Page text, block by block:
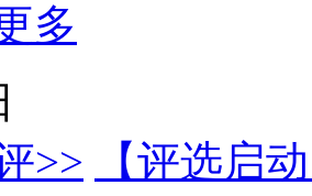
多
>>
【评选启